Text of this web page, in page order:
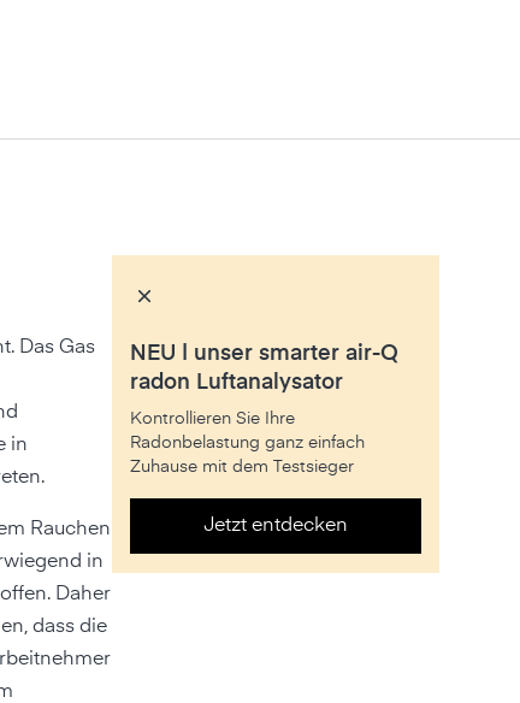
Das Gas
in
Rauchen
in
Daher
dass die
NEU | unser smarter air-Q
radon Luftanalysator
Kontrollieren Sie Ihre
Radonbelastung ganz einfach
Zuhause mit dem Testsieger
Jetzt entdecken